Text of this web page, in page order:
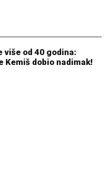
PEKARA (73)
DO SMRTI!
ubistva na
LEDE KRV: Izdahnuo u
dok su ga
PREPOZNAO NA
na glavi, atlet majica i